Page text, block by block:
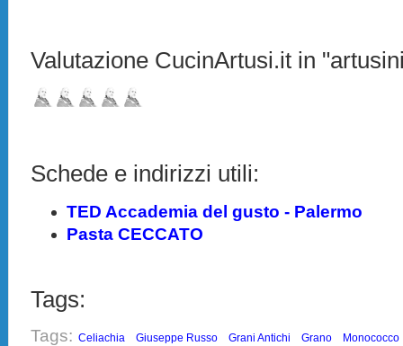
Valutazione CucinArtusi.it in
Schede e indirizzi utili:
TED Accademia del gusto - Palermo
Pasta CECCATO
Tags:
Tags: Celiachia Giuseppe Russo Grani Antichi Grano Monococco